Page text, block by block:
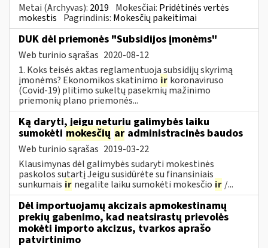
Metai (Archyvas): 2019 Mokesčiai: Pridėtinės vertės
mokestis Pagrindinis: Mokesčių pakeitimai
DUK dėl priemonės "Subsidijos įmonėms"
Web turinio sąrašas 2020-08-12
1. Koks teisės aktas reglamentuoja subsidijų skyrimą
įmonėms? Ekonomikos skatinimo ir koronaviruso
(Covid-19) plitimo sukeltų pasekmių mažinimo
priemonių plano priemonės...
Ką daryti, jeigu neturiu galimybės laiku
sumokėti mokesčių ar administracinės baudos
Web turinio sąrašas 2019-03-22
Klausimynas dėl galimybės sudaryti mokestinės
paskolos sutartį Jeigu susidūrėte su finansiniais
sunkumais ir negalite laiku sumokėti mokesčio ir /...
Dėl importuojamų akcizais apmokestinamų
prekių gabenimo, kad neatsirastų prievolės
mokėti importo akcizus, tvarkos aprašo
patvirtinimo